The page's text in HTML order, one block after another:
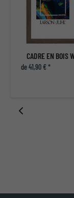
de 41,90 € *